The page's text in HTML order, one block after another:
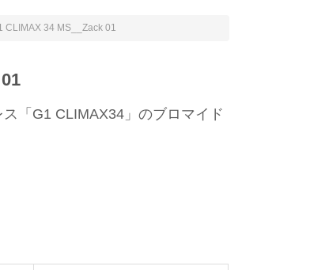
CLIMAX 34 MS__Zack 01
「G1 CLIMAX34」のブロマイド